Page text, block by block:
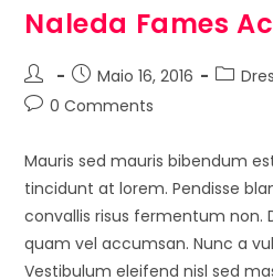
Naleda Fames
Maio 16, 2016
0 Comments
Mauris sed mauris bibendum
tincidunt at lorem. Pendisse
convallis risus fermentum non.
quam vel accumsan. Nunc a
Vestibulum eleifend nisl sed